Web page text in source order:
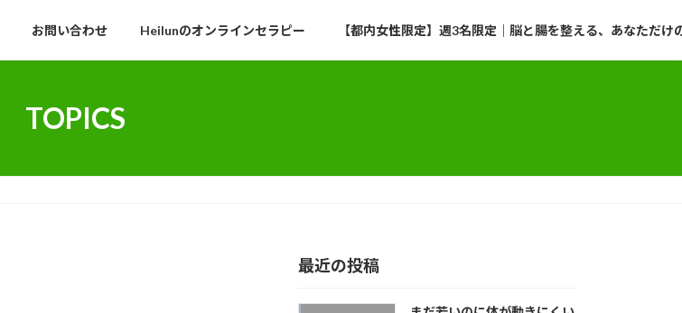
お問い合わせ Heilunのオンラインセラピー 【都内女性限定】週3名限定｜脳と腸を整える、あなただ
TOPICS
最近の投稿